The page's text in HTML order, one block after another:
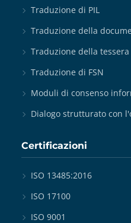
Traduzione di PIL
Traduzione della
Traduzione della
Traduzione di FSN
Moduli di consenso
Dialogo strutturato con
Certificazioni
ISO 13485:2016
ISO 17100
ISO 9001